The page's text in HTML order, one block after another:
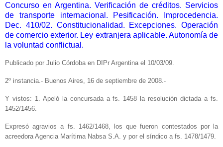
Concurso en Argentina. Verificación de créditos. Servicios
de transporte internacional. Pesificación. Improcedencia.
Dec. 410/02. Constitucionalidad. Excepciones. Operación
de comercio exterior. Ley extranjera aplicable. Autonomía de
la voluntad conflictual.
Publicado por Julio Córdoba en DIPr Argentina el 10/03/09.
2º instancia.- Buenos Aires, 16 de septiembre de 2008.-
Y vistos: 1. Apeló la concursada a fs. 1458 la resolución dictada a fs.
1452/1456.
Expresó agravios a fs. 1462/1468, los que fueron contestados por la
acreedora Agencia Marítima Nabsa S.A. y por el síndico a fs. 1478/1479.